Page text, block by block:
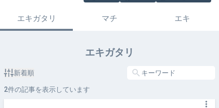
エキガタリ マチ エキ
エキガタリ
新着順
2件の記事を表示しています